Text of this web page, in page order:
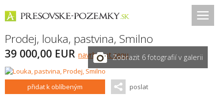
Prodej, louka, pastvina, Smilno
39 000,00 EUR navrhnout cenuZobrazit 6 fotografií v galerii
přidat k oblíbeným poslat